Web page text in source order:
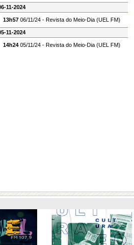
11-2024
13h5706/11/24 - Revista do Meio-Dia (UEL FM)
11-2024
14h2405/11/24 - Revista do Meio-Dia (UEL FM)